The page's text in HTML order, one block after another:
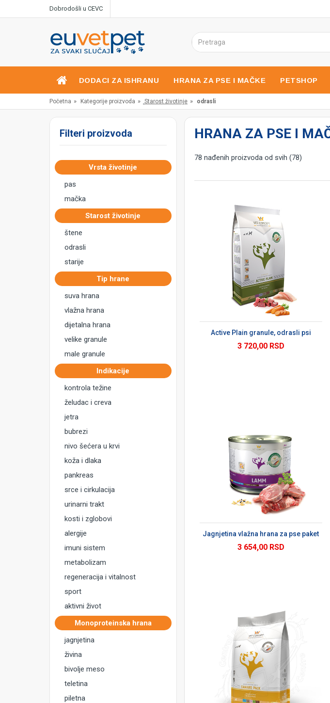
Dobrodošli u CEVC
DODACI ZA ISHRANU HRANA ZA PSE I MAČKE PETSHOP
Početna » Kategorije proizvoda » Starost životinje » odrasli
Filteri proizvoda
Vrsta životinje
pas
mačka
Starost životinje
štene
odrasli
starije
Tip hrane
suva hrana
vlažna hrana
dijetalna hrana
velike granule
male granule
Indikacije
kontrola težine
želudac i creva
jetra
bubrezi
nivo šećera u krvi
koža i dlaka
pankreas
srce i cirkulacija
urinarni trakt
kosti i zglobovi
alergije
imuni sistem
metabolizam
regeneracija i vitalnost
sport
aktivni život
Monoproteinska hrana
jagnjetina
živina
bivolje meso
teletina
piletna
HRANA ZA PSE I
78 nađenih proizvoda od svih (78)
Active Plain granule, odrasli psi
3 720,00 RSD
DODAJ U KORPU
Jagnjetina vlažna hrana za pse paket
3 654,00 RSD
DODAJ U KORPU